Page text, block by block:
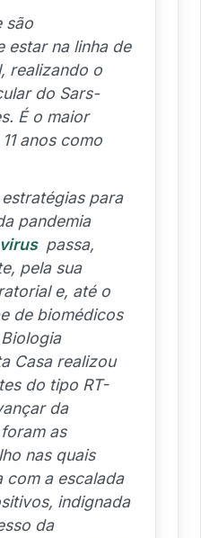
são
estar na linha de
realizando o
do Sars-
É o maior
anos como
para
pandemia
passa,
pela sua
e, até o
de biomédicos
Casa realizou
do tipo RT-
da
as
nas quais
com a escalada
indignada
da